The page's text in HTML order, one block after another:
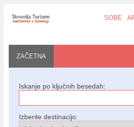
SOBE
ZAČETNA
Iskanje po ključnih besedah:
Izberite destinacijo: